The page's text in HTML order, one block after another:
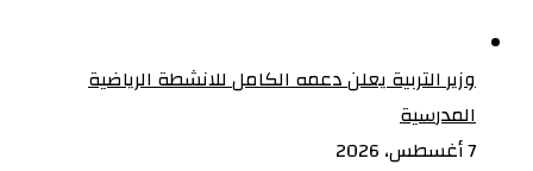
وزير التربية يعلن دعمه الكامل للانشطة الرياضية
المدرسية
7 أغسطس، 2026